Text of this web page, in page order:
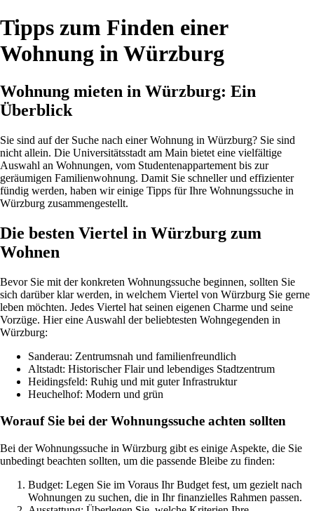
Tipps zum Finden einer
Wohnung in Würzburg
Wohnung mieten in Würzburg: Ein
Überblick
Sie sind auf der Suche nach einer Wohnung in Würzburg? Sie sind
nicht allein. Die Universitätsstadt am Main bietet eine vielfältige
Auswahl an Wohnungen, vom Studentenappartement bis zur
geräumigen Familienwohnung. Damit Sie schneller und effizienter
fündig werden, haben wir einige Tipps für Ihre Wohnungssuche in
Würzburg zusammengestellt.
Die besten Viertel in Würzburg zum
Wohnen
Bevor Sie mit der konkreten Wohnungssuche beginnen, sollten Sie
sich darüber klar werden, in welchem Viertel von Würzburg Sie gerne
leben möchten. Jedes Viertel hat seinen eigenen Charme und seine
Vorzüge. Hier eine Auswahl der beliebtesten Wohngegenden in
Würzburg:
Sanderau: Zentrumsnah und familienfreundlich
Altstadt: Historischer Flair und lebendiges Stadtzentrum
Heidingsfeld: Ruhig und mit guter Infrastruktur
Heuchelhof: Modern und grün
Worauf Sie bei der Wohnungssuche achten sollten
Bei der Wohnungssuche in Würzburg gibt es einige Aspekte, die Sie
unbedingt beachten sollten, um die passende Bleibe zu finden:
Budget: Legen Sie im Voraus Ihr Budget fest, um gezielt nach
Wohnungen zu suchen, die in Ihr finanzielles Rahmen passen.